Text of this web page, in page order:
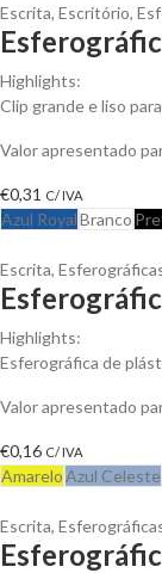
Escrita, Escritório,
Highlights:
Clip grande e liso
Valor apresentado
€0,31 C/ IVA
Azul RoyalBranco
Escrita,
Highlights:
Esferográfica de
Valor apresentado
€0,16 C/ IVA
AmareloAzul Celeste
Escrita,